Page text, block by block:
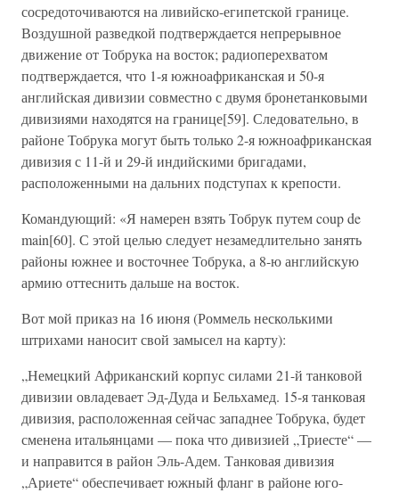
сосредоточиваются на ливийско-египетской границе.
Воздушной разведкой подтверждается непрерывное
движение от Тобрука на восток; радиоперехватом
подтверждается, что 1-я южноафриканская и 50-я
английская дивизии совместно с двумя бронетанковыми
дивизиями находятся на границе[59]. Следовательно, в
районе Тобрука могут быть только 2-я южноафриканская
дивизия с 11-й и 29-й индийскими бригадами,
расположенными на дальних подступах к крепости.
Командующий: «Я намерен взять Тобрук путем coup de
main[60]. С этой целью следует незамедлительно занять
районы южнее и восточнее Тобрука, а 8-ю английскую
армию оттеснить дальше на восток.
Вот мой приказ на 16 июня (Роммель несколькими
штрихами наносит свой замысел на карту):
„Немецкий Африканский корпус силами 21-й танковой
дивизии овладевает Эд-Дуда и Бельхамед. 15-я танковая
дивизия, расположенная сейчас западнее Тобрука, будет
сменена итальянцами — пока что дивизией „Триесте“ —
и направится в район Эль-Адем. Танковая дивизия
„Ариете“ обеспечивает южный фланг в районе юго-